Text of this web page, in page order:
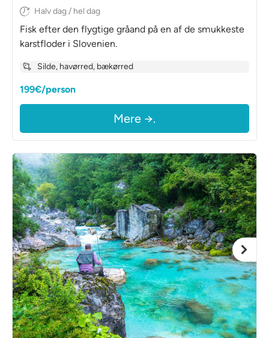
Halv dag / hel dag
Fisk efter den flygtige gråand på en af de smukkeste
karstfloder i Slovenien.
Silde, havørred, bækørred
199€/person
Mere →.